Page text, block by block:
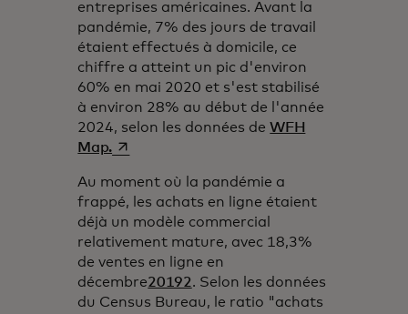
entreprises américaines. Avant la
pandémie, 7% des jours de travail
étaient effectués à domicile, ce
chiffre a atteint un pic d'environ
60% en mai 2020 et s'est stabilisé
à environ 28% au début de l'année
2024, selon les données deWFH
Map. s’ouvre dans un nouvel onglet
Au moment où la pandémie a
frappé, les achats en ligne étaient
déjà un modèle commercial
relativement mature, avec 18,3%
de ventes en ligne en
décembre20192. Selon les données
du Census Bureau, le ratio "achats